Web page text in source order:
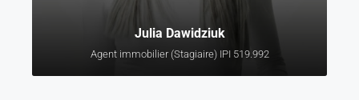
Julia Dawidziuk
Agent immobilier (Stagiaire) IPI 519.992